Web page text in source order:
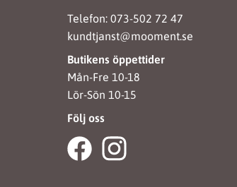
Telefon: 073-502 72 47
kundtjanst@mooment.se
Butikens öppettider
Mån-Fre 10-18
Lör-Sön 10-15
Följ oss